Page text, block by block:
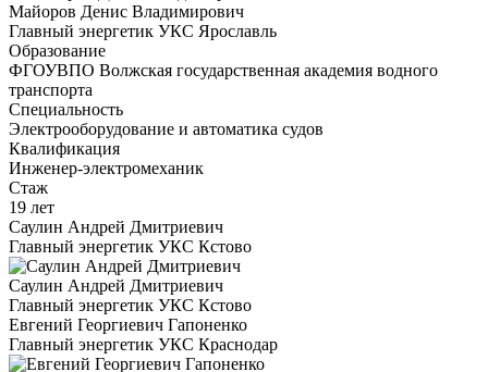
Майоров Денис Владимирович
Главный энергетик УКС Ярославль
Образование
ФГОУВПО Волжская государственная академия водного
транспорта
Специальность
Электрооборудование и автоматика судов
Квалификация
Инженер-электромеханик
Стаж
19 лет
Саулин Андрей Дмитриевич
Главный энергетик УКС Кстово
Саулин Андрей Дмитриевич
Главный энергетик УКС Кстово
Евгений Георгиевич Гапоненко
Главный энергетик УКС Краснодар